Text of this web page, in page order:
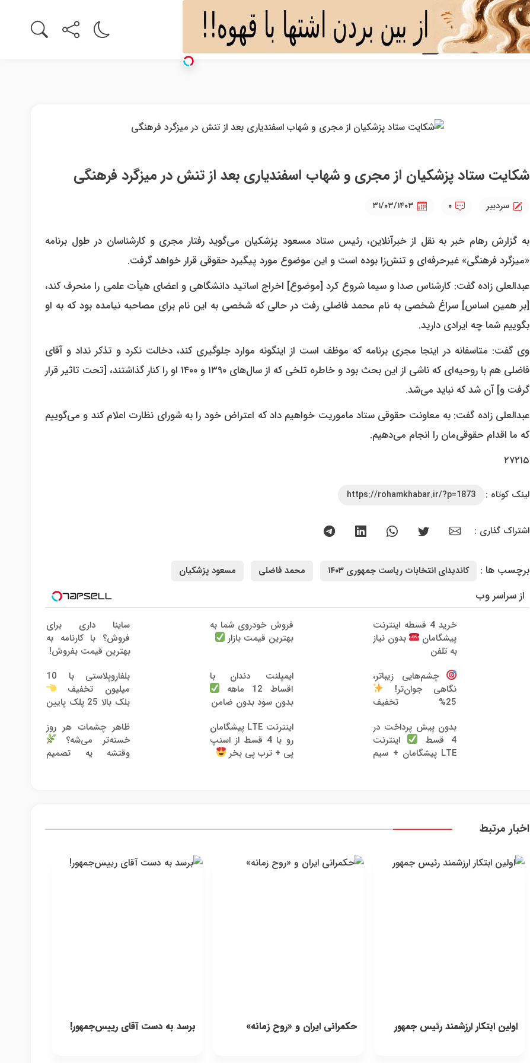
شکایت ستاد پزشکیان از مجری و شهاب اسفندیاری بعد از تنش در میزگرد فرهنگی
سردبیر ۰ ۳۱/۰۳/۱۴۰۳
به گزارش رهام خبر به نقل از خبرآنلاین، رئیس ستاد مسعود پزشکیان می‌گوید رفتار مجری و کارشناسان در طول برنامه
«میزگرد فرهنگی» غیرحرفه‌ای و تنش‌زا بوده است و این موضوع مورد پیگیرد حقوقی قرار خواهد گرفت.
عبدالعلی زاده گفت: کارشناس صدا و سیما شروع کرد [موضوع] اخراج اساتید دانشگاهی و اعضای هیأت علمی را منحرف کند،
[بر همین اساس] سراغ شخصی به نام محمد فاضلی رفت در حالی که شخصی به این نام برای مصاحبه نیامده بود که به او
بگوییم شما چه ایرادی دارید.
وی گفت: متاسفانه در اینجا مجری برنامه که موظف است از اینگونه موارد جلوگیری کند، دخالت نکرد و تذکر نداد و آقای
فاضلی هم با روحیه‌ای که ناشی از این بحث بود و خاطره تلخی که از سال‌های ۱۳۹۰ و ۱۴۰۰ او را کنار گذاشتند، [تحت تاثیر قرار
گرفت و] آن شد که نباید می‌شد.
عبدالعلی زاده گفت: به معاونت حقوقی ستاد ماموریت خواهیم داد که اعتراض خود را به شورای نظارت اعلام کند و می‌گوییم
که ما اقدام حقوقی‌مان را انجام می‌دهیم.
۲۷۲۱۵
لینک کوتاه : https://rohamkhabar.ir/?p=1873
اشتراک گذاری :
برچسب ها : کاندیدای انتخابات ریاست جمهوری ۱۴۰۳ محمد فاضلی مسعود پزشکیان
از سراسر وب
خرید 4 قسطه اینترنت
پیشگامان
بدون نیاز
به تلفن
فروش خودروی شما به
بهترین قیمت بازار
ساینا داری برای
فروش؟ با کارنامه به
بهترین قیمت بفروش!
چشم‌هایی زیباتر،
نگاهی جوان‌تر!
25% تخفیف
ایمپلنت دندان با
اقساط 12 ماهه
بدون سود بدون ضامن
بلفاروپلاستی با 10
میلیون تخفیف
بلک بالا 25 پلک پایین
بدون پیش پرداخت در
4 قسط
اینترنت
LTE پیشگامان + سیم
اینترنت LTE پیشگامان
رو با 4 قسط از اسنپ
پی + ترب پی بخر
ظاهر چشمات هر روز
خسته‌تر می‌شه؟
وقتشه یه تصمیم
اخبار مرتبط
اولین ابتکار ارزشمند رئیس جمهور حکمرانی ایران و «روح زمانه» برسد به دست آقای رییس‌جمهور!